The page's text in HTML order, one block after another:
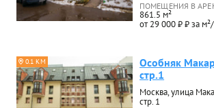
ПОМЕЩЕНИЯ В
861.5 м²
от 29 000 ₽ ₽ за
0.1 КМ
Особняк
стр.1
Москва, улица
стр. 1